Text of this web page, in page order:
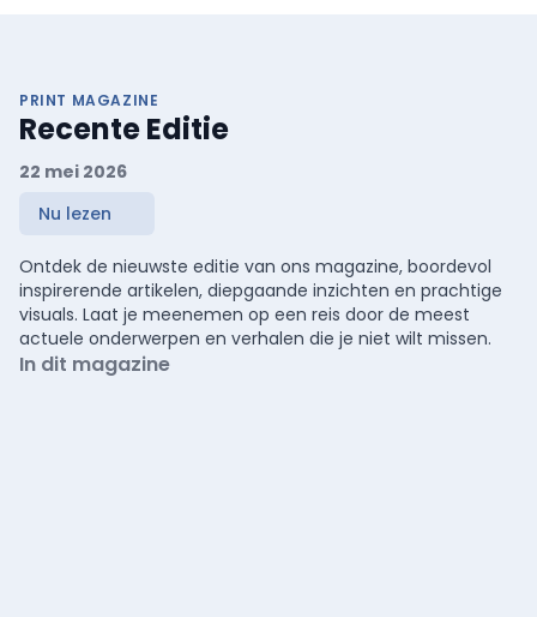
PRINT MAGAZINE
Recente Editie
22 mei 2026
Nu lezen
Ontdek de nieuwste editie van ons magazine, boordevol
inspirerende artikelen, diepgaande inzichten en prachtige
visuals. Laat je meenemen op een reis door de meest
actuele onderwerpen en verhalen die je niet wilt missen.
In dit magazine